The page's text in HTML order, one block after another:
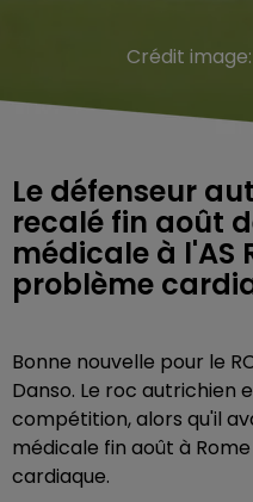
Crédit image:
Le défenseur
recalé fin août
médicale à l'AS
problème
Bonne nouvelle pour le
Danso. Le roc autrichien
compétition, alors qu'il
médicale fin août à
cardiaque.